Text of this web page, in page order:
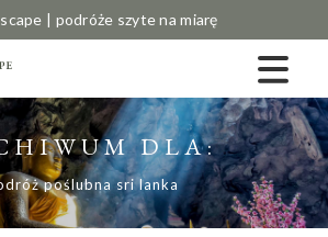
| podróże szyte na miarę
DLA:
poślubna sri lanka